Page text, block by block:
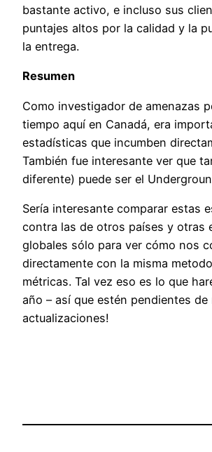
bastante activo, e incluso sus
puntajes altos por la calidad y la
la entrega.
Resumen
Como investigador de amenazas
tiempo aquí en Canadá, era
estadísticas que incumben
También fue interesante ver que
diferente) puede ser el
Sería interesante comparar estas
contra las de otros países y otras
globales sólo para ver cómo nos
directamente con la misma
métricas. Tal vez eso es lo que
año – así que estén pendientes de
actualizaciones!